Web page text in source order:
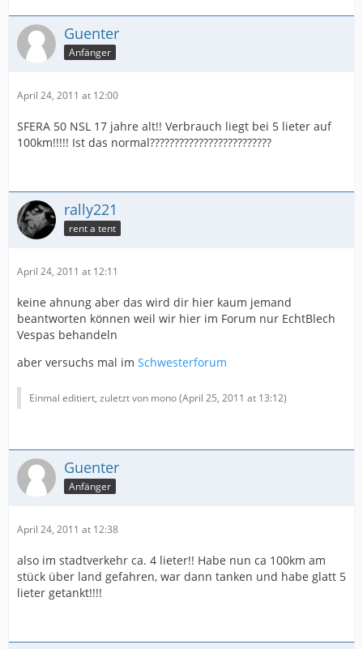
Guenter
Anfänger
April 24, 2011 at 12:00
SFERA 50 NSL 17 jahre alt!! Verbrauch liegt bei 5 lieter auf
100km!!!!! Ist das normal?????????????????????????
rally221
rent a tent
April 24, 2011 at 12:11
keine ahnung aber das wird dir hier kaum jemand
beantworten können weil wir hier im Forum nur EchtBlech
Vespas behandeln
aber versuchs mal im Schwesterforum
Einmal editiert, zuletzt von mono (April 25, 2011 at 13:12)
Guenter
Anfänger
April 24, 2011 at 12:38
also im stadtverkehr ca. 4 lieter!! Habe nun ca 100km am
stück über land gefahren, war dann tanken und habe glatt 5
lieter getankt!!!!